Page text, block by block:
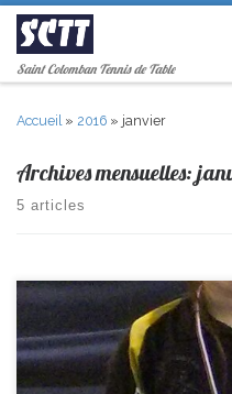
Passer au contenu
Saint Colomban Tennis de Table
Accueil » 2016 » janvier
Archives mensuelles:
5 articles
Ce Week end 2 compétitions